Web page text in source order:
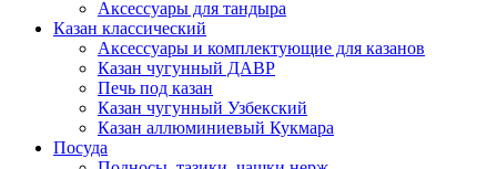
Аксессуары для тандыра
Казан классический
Аксессуары и комплектующие для казанов
Казан чугунный ДАВР
Печь под казан
Казан чугунный Узбекский
Казан аллюминиевый Кукмара
Посуда